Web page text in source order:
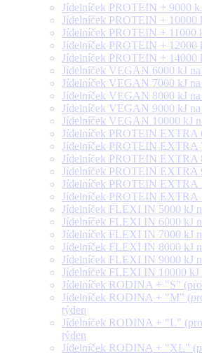
Jídelníček PROTEIN + 9000
Jídelníček PROTEIN + 10000
Jídelníček PROTEIN + 11000
Jídelníček PROTEIN + 12000
Jídelníček PROTEIN + 14000
Jídelníček VEGAN 6000 kJ
Jídelníček VEGAN 7000 kJ
Jídelníček VEGAN 8000 kJ
Jídelníček VEGAN 9000 kJ
Jídelníček VEGAN 10000 kJ
Jídelníček PROTEIN EXTRA
Jídelníček PROTEIN EXTRA
Jídelníček PROTEIN EXTRA
Jídelníček PROTEIN EXTRA
Jídelníček PROTEIN EXTRA
Jídelníček PROTEIN EXTRA
Jídelníček FLEXI IN 5000 kJ
Jídelníček FLEXI IN 6000 kJ
Jídelníček FLEXI IN 7000 kJ
Jídelníček FLEXI IN 8000 kJ
Jídelníček FLEXI IN 9000 kJ
Jídelníček FLEXI IN 10000 kJ
Jídelníček RODINA + "S" (pro
Jídelníček RODINA + "M"
týden
Jídelníček RODINA + "L"
týden
Jídelníček RODINA + "XL"